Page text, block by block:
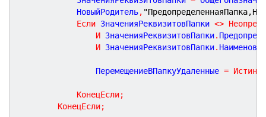
			НовыйРодитель
,
Если ЗначенияРеквизитовПапки <>
И ЗначенияРеквизитовПапки.
И ЗначенияРеквизитовПапки.
				ПеремещениеВПапкуУдаленные
= Истина
КонецЕсли;
КонецЕсли;